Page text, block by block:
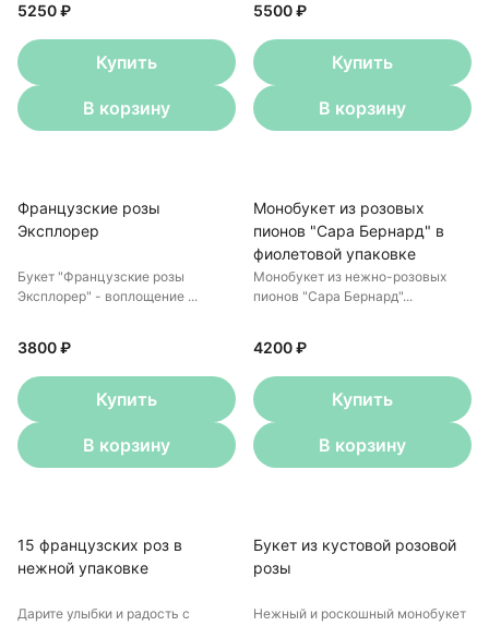
5250 ₽
Купить
В корзину
5500 ₽
Купить
В корзину
Французские розы
Эксплорер
Букет "Французские розы
Эксплорер" - воплощение ...
3800 ₽
Купить
В корзину
Монобукет из розовых
пионов "Сара Бернард" в
фиолетовой упаковке
Монобукет из нежно-розовых
пионов "Сара Бернард"...
4200 ₽
Купить
В корзину
15 французских роз в
нежной упаковке
Дарите улыбки и радость с
Букет из кустовой розовой
розы
Нежный и роскошный монобукет